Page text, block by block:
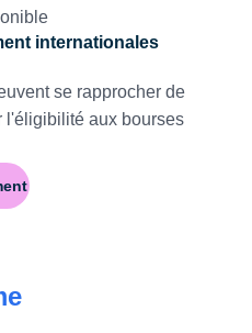
internationales
se rapprocher de
l'éligibilité aux bourses